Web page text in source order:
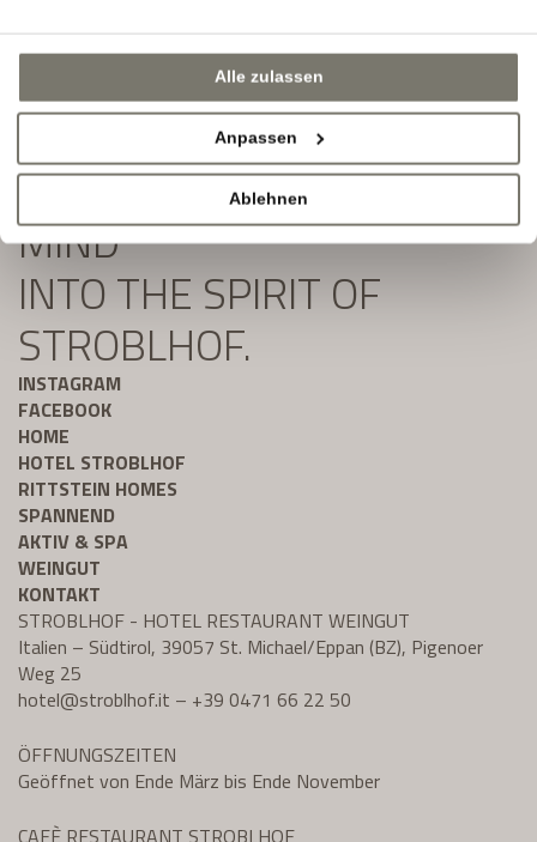
Alle zulassen
Anpassen
Ablehnen
SLIP YOUR BODY AND
MIND
INTO THE SPIRIT OF
STROBLHOF.
INSTAGRAM
FACEBOOK
HOME
HOTEL STROBLHOF
RITTSTEIN HOMES
SPANNEND
AKTIV & SPA
WEINGUT
KONTAKT
STROBLHOF - HOTEL RESTAURANT WEINGUT
Italien – Südtirol, 39057 St. Michael/Eppan (BZ), Pigenoer
Weg 25
hotel@stroblhof.it – +39 0471 66 22 50
ÖFFNUNGSZEITEN
Geöffnet von Ende März bis Ende November